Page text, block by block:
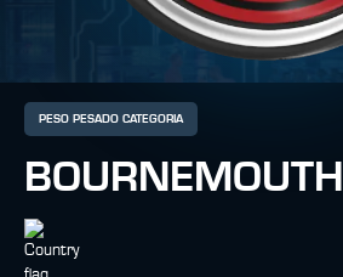
PESO PESADO CATEGORIA
BOURNEMOUTH